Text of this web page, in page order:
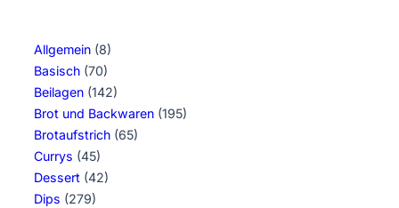
Allgemein (8)
Basisch (70)
Beilagen (142)
Brot und Backwaren (195)
Brotaufstrich (65)
Currys (45)
Dessert (42)
Dips (279)